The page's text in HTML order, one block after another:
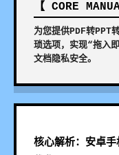
【 CORE
为您提供PDF转PPT
琐选项，实现“拖入
文档隐私安全。
核心解析：安卓